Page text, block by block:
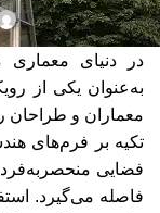
در دنیای
به‌عنوان یکی از
معماران و طراحان
تکیه بر فرم‌های
فضایی منحصربه‌فرد
فاصله می‌گیرد.